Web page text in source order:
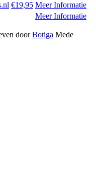
€19,95 Meer Informatie
Meer Informatie
doorBotiga Mede